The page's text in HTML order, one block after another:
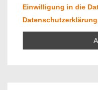
Einwilligung in die